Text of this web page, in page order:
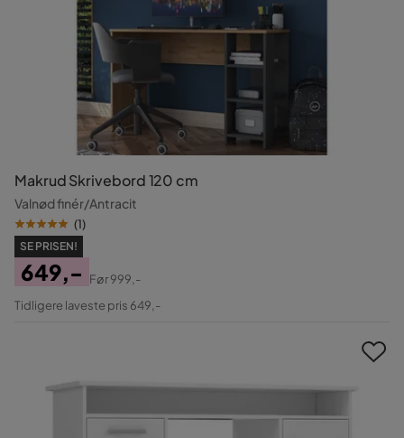
Makrud Skrivebord 120 cm
Valnød finér/Antracit
(1)
SE PRISEN!
Pris
649,-
Original
Før999,-
Tidligere laveste pris 649,-